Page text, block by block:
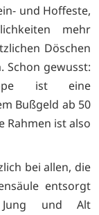
und Hoffeste,
mehr
Döschen
Schon gewusst:
ist eine
Bußgeld ab 50
Rahmen ist also
bei allen, die
entsorgt
Jung und Alt